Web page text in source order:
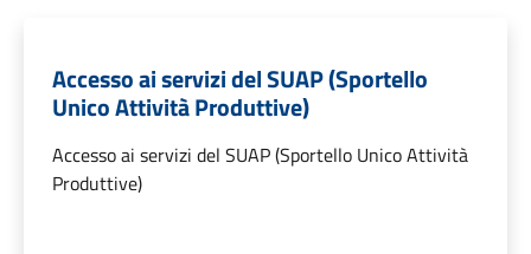
Accesso ai servizi del SUAP (Sportello
Unico Attività Produttive)
Accesso ai servizi del SUAP (Sportello Unico Attività
Produttive)